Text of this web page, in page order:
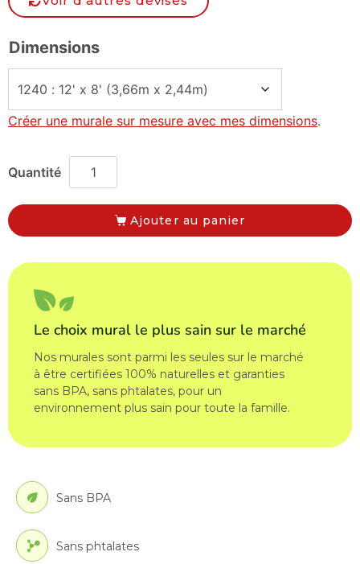
Dimensions
Créer une murale sur mesure avec mes dimensions.
Ajouter au panier
Le choix mural le plus sain sur le marché
Nos murales sont parmi les seules sur le marché
à être certifiées 100% naturelles et garanties
sans BPA, sans phtalates, pour un
environnement plus sain pour toute la famille.
Sans BPA
Sans phtalates